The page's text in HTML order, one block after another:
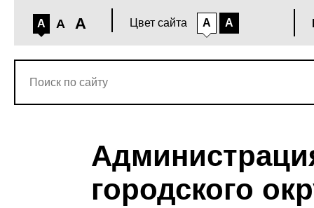
A A A Цвет сайта A A
городского